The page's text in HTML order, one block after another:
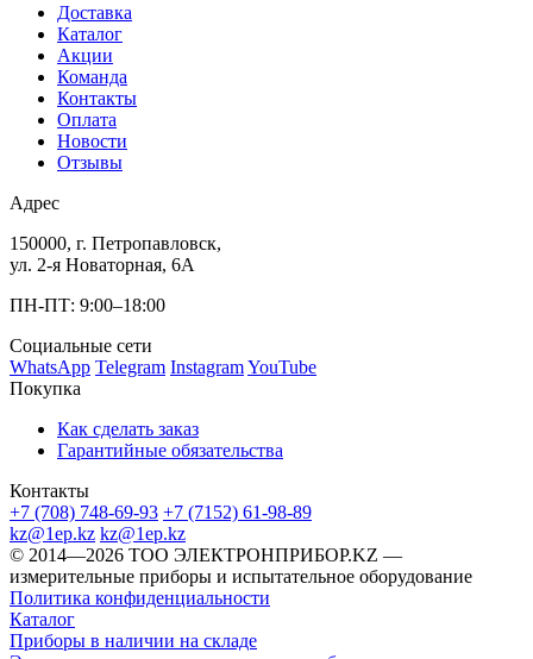
Доставка
Каталог
Акции
Команда
Контакты
Оплата
Новости
Отзывы
Адрес
150000, г. Петропавловск,
ул. 2-я Новаторная, 6А
ПН-ПТ: 9:00–18:00
Социальные сети
WhatsApp Telegram InstagramYouTube
Покупка
Как сделать заказ
Гарантийные обязательства
Контакты
+7 (708) 748-69-93 +7 (7152) 61-98-89
kz@1ep.kz kz@1ep.kz
©️ 2014—2026 ТОО ЭЛЕКТРОНПРИБОР.KZ —
измерительные приборы и испытательное оборудование
Политика конфиденциальности
Каталог
Приборы в наличии на складе